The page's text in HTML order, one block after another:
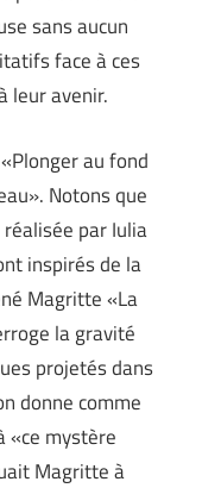
sans aucun
face à ces
leur avenir.
au fond
Notons que
par Iulia
inspirés de la
Magritte «La
la gravité
projetés dans
donne comme
«ce mystère
Magritte à